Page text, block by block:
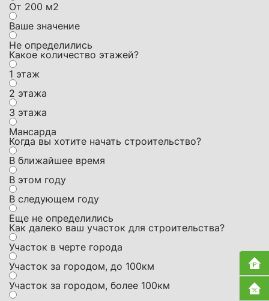
От 200 м2
Ваше значение
Не определились
Какое количество этажей?
1 этаж
2 этажа
3 этажа
Мансарда
Когда вы хотите начать строительство?
В ближайшее время
В этом году
В следующем году
Еще не определились
Как далеко ваш участок для строительства?
Участок в черте города
Участок за городом, до 100км
Участок за городом, более 100км